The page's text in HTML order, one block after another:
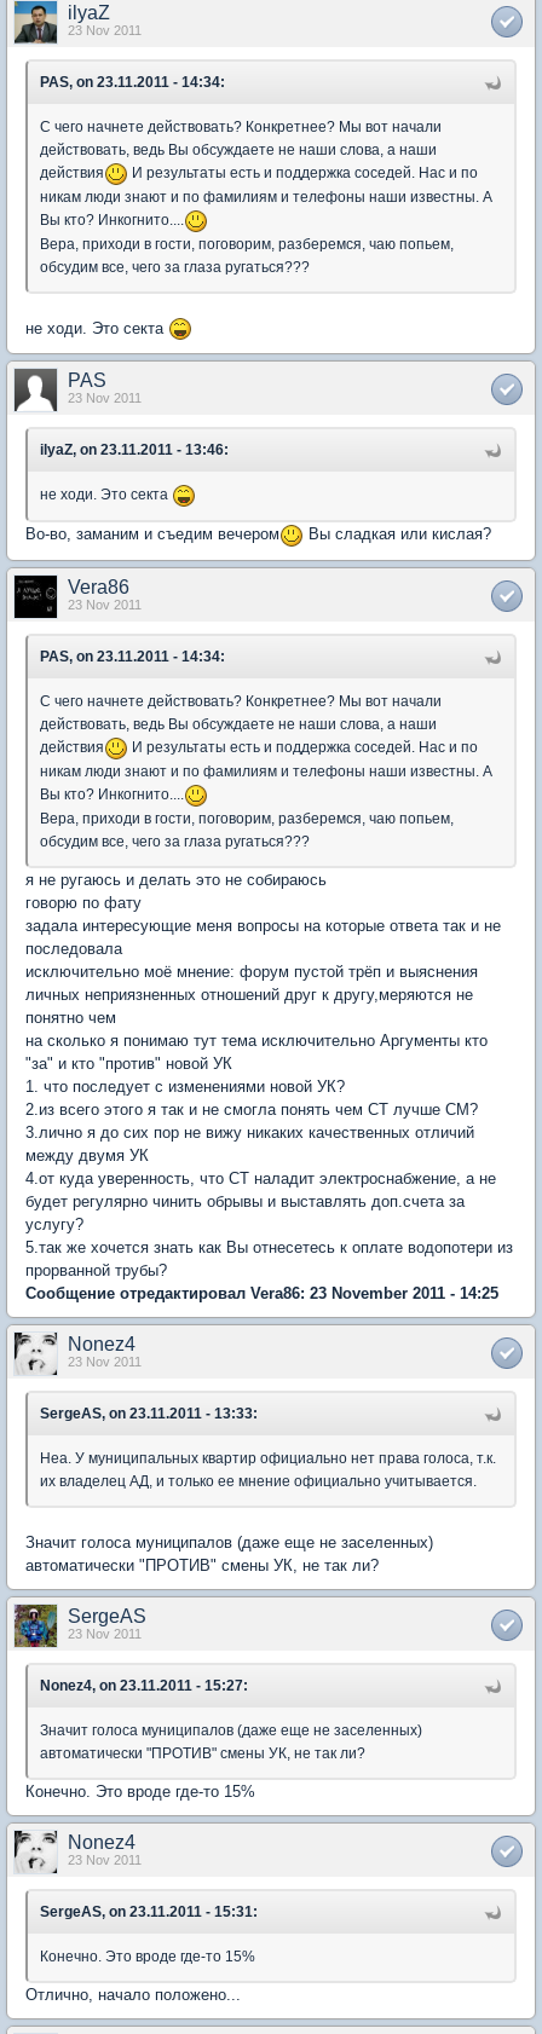
ilyaZ
23 Nov 2011
PAS, on 23.11.2011 - 14:34:
С чего начнете действовать? Конкретнее? Мы вот начали
действовать, ведь Вы обсуждаете не наши слова, а наши
действия
И результаты есть и поддержка соседей. Нас и по
никам люди знают и по фамилиям и телефоны наши известны. А
Вы кто? Инкогнито....
Вера, приходи в гости, поговорим, разберемся, чаю попьем,
обсудим все, чего за глаза ругаться???
не ходи. Это секта
PAS
23 Nov 2011
ilyaZ, on 23.11.2011 - 13:46:
не ходи. Это секта
Во-во, заманим и съедим вечером Вы сладкая или кислая?
Vera86
23 Nov 2011
PAS, on 23.11.2011 - 14:34:
С чего начнете действовать? Конкретнее? Мы вот начали
действовать, ведь Вы обсуждаете не наши слова, а наши
действия
И результаты есть и поддержка соседей. Нас и по
никам люди знают и по фамилиям и телефоны наши известны. А
Вы кто? Инкогнито....
Вера, приходи в гости, поговорим, разберемся, чаю попьем,
обсудим все, чего за глаза ругаться???
я не ругаюсь и делать это не собираюсь
говорю по фату
задала интересующие меня вопросы на которые ответа так и не
последовала
исключительно моё мнение: форум пустой трёп и выяснения
личных неприязненных отношений друг к другу,меряются не
понятно чем
на сколько я понимаю тут тема исключительно Аргументы кто
"за" и кто "против" новой УК
1. что последует с изменениями новой УК?
2.из всего этого я так и не смогла понять чем СТ лучше СМ?
3.лично я до сих пор не вижу никаких качественных отличий
между двумя УК
4.от куда уверенность, что СТ наладит электроснабжение, а не
будет регулярно чинить обрывы и выставлять доп.счета за
услугу?
5.так же хочется знать как Вы отнесетесь к оплате водопотери из
прорванной трубы?
Сообщение отредактировал Vera86: 23 November 2011 - 14:25
Nonez4
23 Nov 2011
SergeAS, on 23.11.2011 - 13:33:
Неа. У муниципальных квартир официально нет права голоса, т.к.
их владелец АД, и только ее мнение официально учитывается.
Значит голоса муниципалов (даже еще не заселенных)
автоматически "ПРОТИВ" смены УК, не так ли?
SergeAS
23 Nov 2011
Nonez4, on 23.11.2011 - 15:27:
Значит голоса муниципалов (даже еще не заселенных)
автоматически "ПРОТИВ" смены УК, не так ли?
Конечно. Это вроде где-то 15%
Nonez4
23 Nov 2011
SergeAS, on 23.11.2011 - 15:31:
Конечно. Это вроде где-то 15%
Отлично, начало положено...